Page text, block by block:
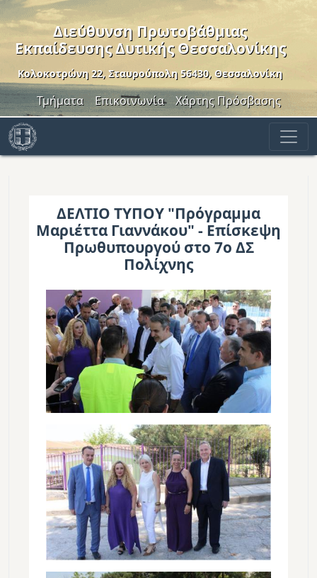
Παράκαμψη προς το κυρίως περιεχόμενο
Διεύθυνση Πρωτοβάθμιας
Εκπαίδευσης Δυτικής Θεσσαλονίκης
Κολοκοτρώνη 22, Σταυρούπολη 56430, Θεσσαλονίκη
Header Menu
Τμήματα Επικοινωνία Χάρτης Πρόσβασης
ΔΕΛΤΙΟ ΤΥΠΟΥ "Πρόγραμμα
Μαριέττα Γιαννάκου" - Επίσκεψη
Πρωθυπουργού στο 7ο ΔΣ
Πολίχνης